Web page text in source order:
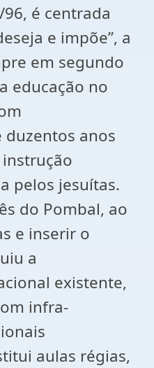
96, é centrada
e impõe”, a
em segundo
educação no
anos
pelos jesuítas.
do Pombal, ao
e inserir o
a
existente,
infra-
aulas régias,